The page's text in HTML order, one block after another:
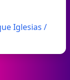
Iglesias /